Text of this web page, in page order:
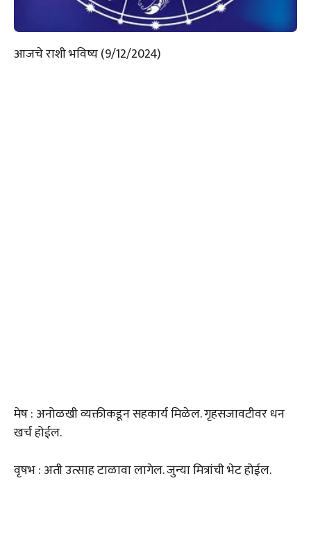
आजचे राशी भविष्य (9/12/2024)
मेष : अनोळखी व्यक्तीकडून सहकार्य मिळेल. गृहसजावटीवर धन
खर्च होईल.
वृषभ : अती उत्साह टाळावा लागेल. जुन्या मित्रांची भेट होईल.